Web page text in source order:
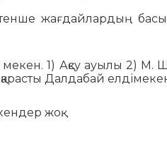
жағдайлардың
мекен. 1) Ақсу ауылы 2) М.
Далдабай
жоқ.